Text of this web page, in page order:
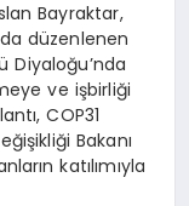
Bayraktar,
düzenlenen
Diyaloğu’nda
ve işbirliği
COP31
Bakanı
katılımıyla